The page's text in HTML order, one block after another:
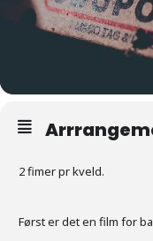
2 fimer pr kveld.
Først er det en film for